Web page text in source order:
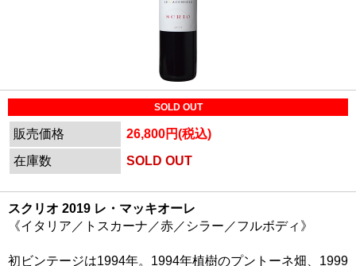
SOLD OUT
販売価格
26,800円(税込)
在庫数
SOLD OUT
スクリオ 2019 レ・マッキオーレ
《イタリア／トスカーナ／赤／シラー／フルボディ》
初ビンテージは1994年。1994年植樹のプントーネ畑、1999